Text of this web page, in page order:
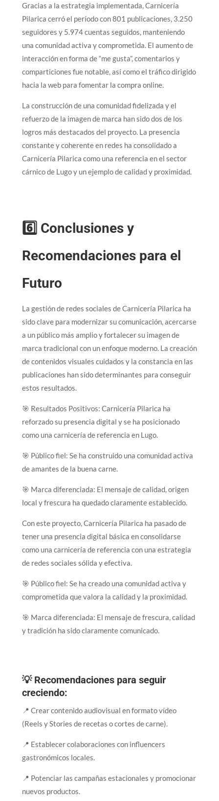
Gracias a la estrategia implementada, Carnicería
Pilarica cerró el período con 801 publicaciones, 3.250
seguidores y 5.974 cuentas seguidos, manteniendo
una comunidad activa y comprometida. El aumento de
interacción en forma de “me gusta”, comentarios y
comparticiones fue notable, así como el tráfico dirigido
hacia la web para fomentar la compra online.
La construcción de una comunidad fidelizada y el
refuerzo de la imagen de marca han sido dos de los
logros más destacados del proyecto. La presencia
constante y coherente en redes ha consolidado a
Carnicería Pilarica como una referencia en el sector
cárnico de Lugo y un ejemplo de calidad y proximidad.
6️⃣ Conclusiones y
Recomendaciones para el
Futuro
La gestión de redes sociales de Carnicería Pilarica ha
sido clave para modernizar su comunicación, acercarse
a un público más amplio y fortalecer su imagen de
marca tradicional con un enfoque moderno. La creación
de contenidos visuales cuidados y la constancia en las
publicaciones han sido determinantes para conseguir
estos resultados.
🎯 Resultados Positivos: Carnicería Pilarica ha
reforzado su presencia digital y se ha posicionado
como una carnicería de referencia en Lugo.
🎯 Público fiel: Se ha construido una comunidad activa
de amantes de la buena carne.
🎯 Marca diferenciada: El mensaje de calidad, origen
local y frescura ha quedado claramente establecido.
Con este proyecto, Carnicería Pilarica ha pasado de
tener una presencia digital básica en consolidarse
como una carnicería de referencia con una estrategia
de redes sociales sólida y efectiva.
🎯 Público fiel: Se ha creado una comunidad activa y
comprometida que valora la calidad y la proximidad.
🎯 Marca diferenciada: El mensaje de frescura, calidad
y tradición ha sido claramente comunicado.
💡 Recomendaciones para seguir
creciendo:
📍 Crear contenido audiovisual en formato vídeo
(Reels y Stories de recetas o cortes de carne).
📍 Establecer colaboraciones con influencers
gastronómicos locales.
📍 Potenciar las campañas estacionales y promocionar
nuevos productos.